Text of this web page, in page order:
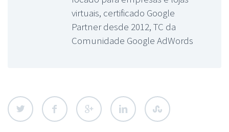
virtuais, certificado Google
Partner desde 2012, TC da
Comunidade Google AdWords